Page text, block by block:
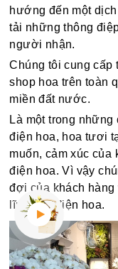
hướng đến một
tải những thông
người nhận.
Chúng tôi cung cấp
shop hoa trên toàn
miền đất nước.
Là một trong
điện hoa, hoa tươi
muốn, cảm xúc của
điện hoa. Vì vậy
đợi của khách hàng
lĩnh vực điện hoa.